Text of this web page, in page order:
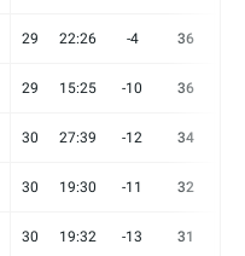
29 22:26 -4 36
29 15:25 -10 36
30 27:39 -12 34
30 19:30 -11 32
30 19:32 -13 31